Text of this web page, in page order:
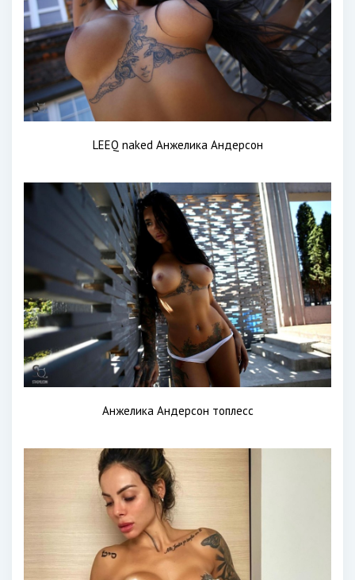
LEEQ naked Анжелика Андерсон
Анжелика Андерсон топлесс